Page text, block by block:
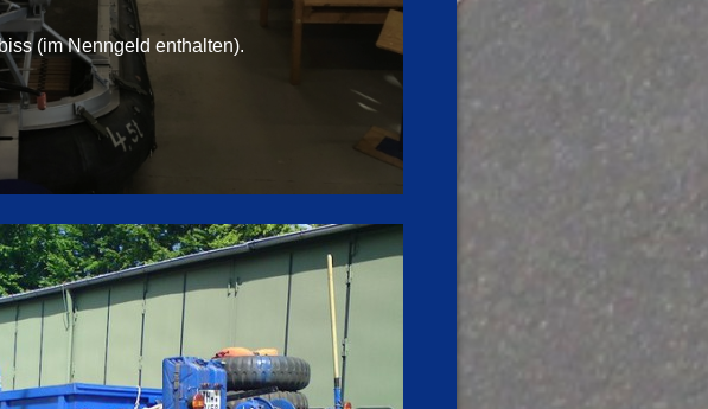
(im Nenngeld enthalten).